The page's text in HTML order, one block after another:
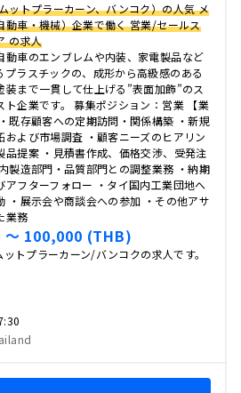
ットプラーカーン、バンコク）の人気 メ
動車・機械）企業で働く 営業/セールス
の求人
動車のエンブレムや内装、家電製品など
プラスチックの、成形から高級感のある
装まで一貫して仕上げる”表面加飾”のス
ト企業です。 募集ポジション：営業 【業
既存顧客への定期訪問・関係構築 ・新規
および市場調査 ・顧客ニーズのヒアリン
品提案 ・見積書作成、価格交渉、受発注
製造部門・品質部門との調整業務 ・納期
アフターフォロー ・タイ国内工業団地へ
・展示会や商談会への参加 ・その他アサ
業務
〜 100,000 (THB)
トプラーカーン/バンコクの求人です。